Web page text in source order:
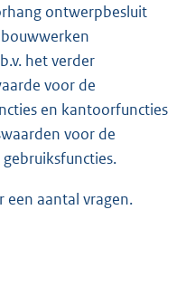
ontwerpbesluit
het verder
voor de
en kantoorfuncties
voor de
een aantal vragen.